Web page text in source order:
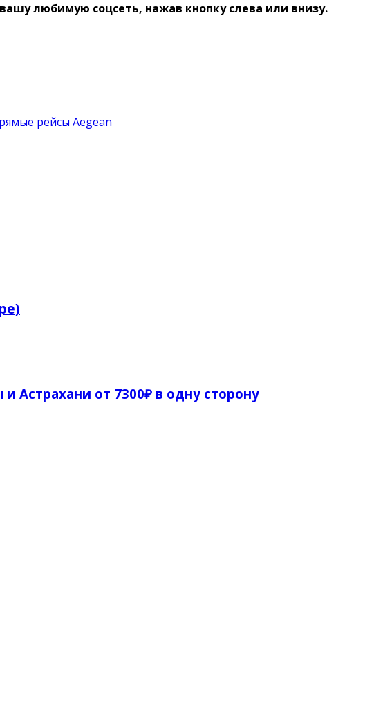
любимую соцсеть, нажав кнопку слева или внизу.
рейсы Aegean
от 7300₽ в одну сторону